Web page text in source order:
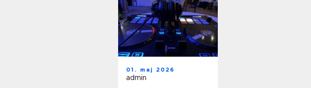
01. maj 2026
admin